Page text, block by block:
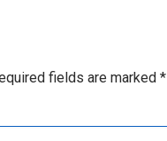
fields are marked*